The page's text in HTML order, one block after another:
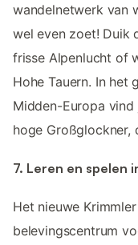
wandelnetwerk van
wel even zoet! Duik
frisse Alpenlucht of
Hohe Tauern. In het
Midden-Europa
hoge Großglockner,
7. Leren en spelen
Het nieuwe
belevingscentrum